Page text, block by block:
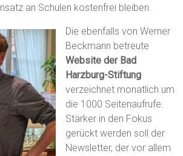
an Schulen kostenfrei bleiben.
Die ebenfalls von Werner
Beckmann betreute
Website der Bad
Harzburg-Stiftung
verzeichnet monatlich um
die 1000 Seitenaufrufe.
Stärker in den Fokus
gerückt werden soll der
Newsletter, der vor allem